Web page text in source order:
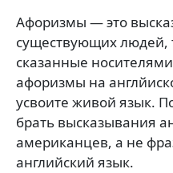
Афоризмы — это
существующих людей,
сказанные
афоризмы на
усвоите живой язык.
брать высказывания
американцев, а не
английский язык.